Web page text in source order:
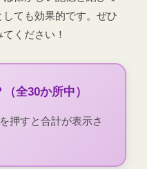
ても効果的です。ぜひ
ください！
全30か所中）
押すと合計が表示さ